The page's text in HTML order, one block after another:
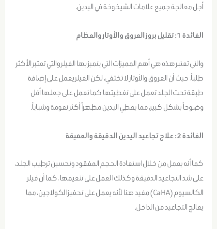
أجل معالجة جميع علامات الشيخوخة في اليدين.
الفائدة 1: تقليل بروز العروق والأوتار والعظام
والتي تعتبر هذه هي أهم المميزات التي يتميز بها الفيلر والتي تعتبر الأكثر
طلباً، حيث أن العروق والأوتار لا تختفي، لكن الفيلر يعمل على إضافة
طبقة تحت الجلد تعمل على تغطيتها كما تعمل على جعلها أقل
وضوحاً بشكل كبير، مما يعطي اليدين مظهراً أكثر نعومة وشباباً.
الفائدة 2: علاج تجاعيد اليدين الدقيقة والعميقة
كما أنه يعمل من خلال استعادة الحجم المفقود وتحسين ترطيب الجلد،
على شد التجاعيد الدقيقة وكذلك العمل على تنعيمها، كما أن فيلر
الكالسيوم (CaHA) مفيد هنا لأنه يعمل على تحفيز الكولاجين، مما
يعالج التجاعيد من الداخل.